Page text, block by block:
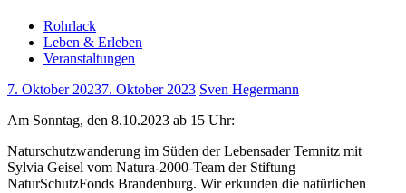
Rohrlack
Leben & Erleben
Veranstaltungen
7. Oktober 20237. Oktober 2023 Sven Hegermann
Am Sonntag, den 8.10.2023 ab 15 Uhr:
Naturschutzwanderung im Süden der Lebensader Temnitz mit
Sylvia Geisel vom Natura-2000-Team der Stiftung
NaturSchutzFonds Brandenburg. Wir erkunden die natürlichen